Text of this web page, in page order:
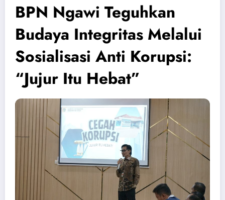
BPN Ngawi Teguhkan
Budaya Integritas Melalui
Sosialisasi Anti Korupsi:
“Jujur Itu Hebat”